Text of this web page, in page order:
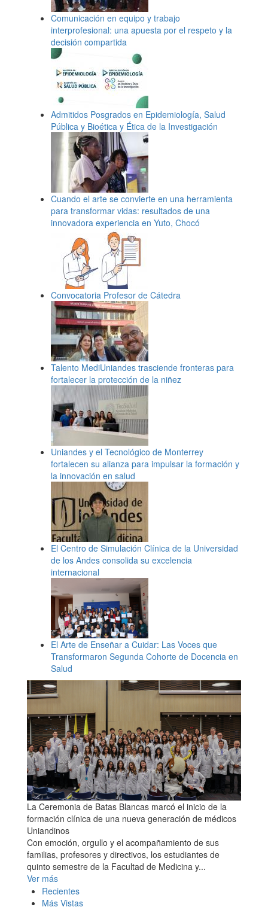
Comunicación en equipo y trabajo
interprofesional: una apuesta por el respeto y la
decisión compartida
Admitidos Posgrados en Epidemiología, Salud
Pública y Bioética y Ética de la Investigación
Cuando el arte se convierte en una herramienta
para transformar vidas: resultados de una
innovadora experiencia en Yuto, Chocó
Convocatoria Profesor de Cátedra
Talento MediUniandes trasciende fronteras para
fortalecer la protección de la niñez
Uniandes y el Tecnológico de Monterrey
fortalecen su alianza para impulsar la formación y
la innovación en salud
El Centro de Simulación Clínica de la Universidad
de los Andes consolida su excelencia
internacional
El Arte de Enseñar a Cuidar: Las Voces que
Transformaron Segunda Cohorte de Docencia en
Salud
La Ceremonia de Batas Blancas marcó el inicio de la
formación clínica de una nueva generación de médicos
Uniandinos
Con emoción, orgullo y el acompañamiento de sus
familias, profesores y directivos, los estudiantes de
quinto semestre de la Facultad de Medicina y...
Ver más
Recientes
Más Vistas